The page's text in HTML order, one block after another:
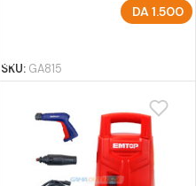
DA1.500
SKU: GA815